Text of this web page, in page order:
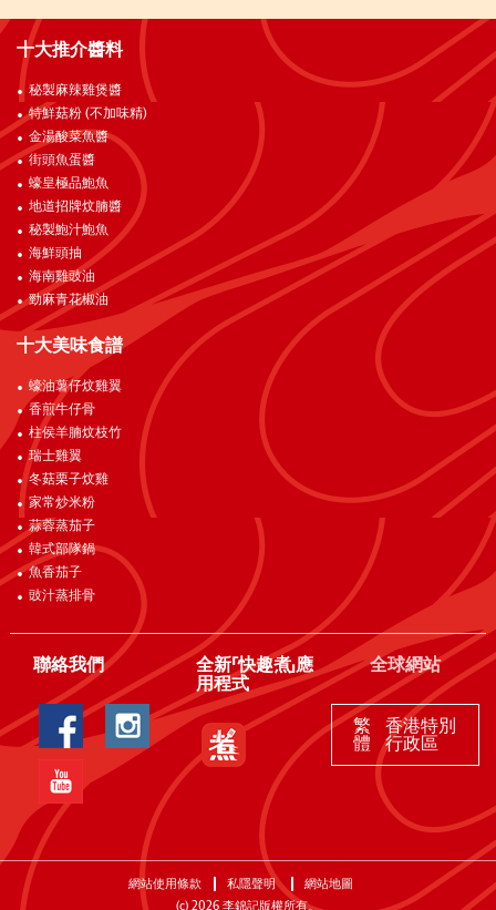
十大推介醬料
秘製麻辣雞煲醬
特鮮菇粉 (不加味精)
金湯酸菜魚醬
街頭魚蛋醬
蠔皇極品鮑魚
地道招牌炆腩醬
秘製鮑汁鮑魚
海鮮頭抽
海南雞豉油
勁麻青花椒油
十大美味食譜
蠔油薯仔炆雞翼
香煎牛仔骨
柱侯羊腩炆枝竹
瑞士雞翼
冬菇栗子炆雞
家常炒米粉
蒜蓉蒸茄子
韓式部隊鍋
魚香茄子
豉汁蒸排骨
聯絡我們
全新「快趣煮」應
用程式
全球網站
繁
體
香港特別
行政區
網站使用條款 私隱聲明
網站地圖
(c) 2026 李錦記版權所有。